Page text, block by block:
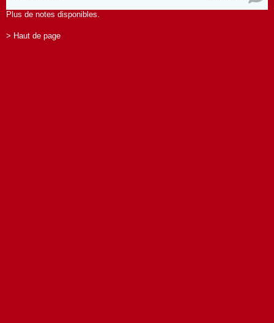
Plus de notes disponibles.
> Haut de page